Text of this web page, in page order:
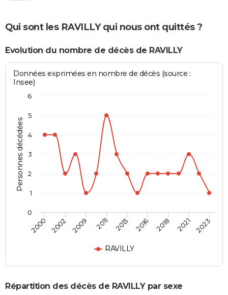
Qui sont les RAVILLY qui nous ont quittés ?
Evolution du nombre de décès de RAVILLY
Personnes décédées
Données exprimées en nombre de décès (source :
Insee)
RAVILLY
2000 2002 2009 2011 2013 2016 2018 2021 2023
0
1
2
3
4
5
6
Répartition des décès de RAVILLY par sexe